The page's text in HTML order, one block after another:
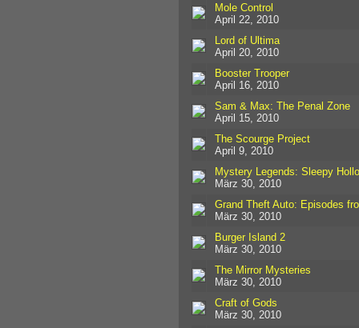
Mole Control
April 22, 2010
Lord of Ultima
April 20, 2010
Booster Trooper
April 16, 2010
Sam & Max: The Penal Zone
April 15, 2010
The Scourge Project
April 9, 2010
Mystery Legends: Sleepy
März 30, 2010
Grand Theft Auto: Episodes
März 30, 2010
Burger Island 2
März 30, 2010
The Mirror Mysteries
März 30, 2010
Craft of Gods
März 30, 2010